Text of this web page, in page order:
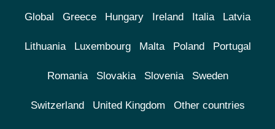
Global Greece Hungary Ireland Italia Latvia
Lithuania Luxembourg Malta Poland Portugal
Romania Slovakia Slovenia Sweden
Switzerland United Kingdom Other countries